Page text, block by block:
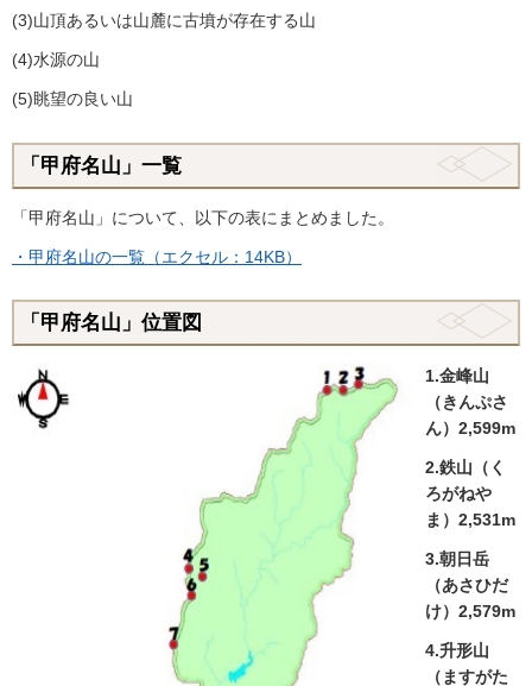
(3)山頂あるいは山麓に古墳が存在する山
(4)水源の山
(5)眺望の良い山
「甲府名山」一覧
「甲府名山」について、以下の表にまとめました。
・甲府名山の一覧（エクセル：14KB）
「甲府名山」位置図
1.金峰山
（きんぷさ
ん）2,599m
2.鉄山（く
ろがねや
ま）2,531m
3.朝日岳
（あさひだ
け）2,579m
4.升形山
（ますがた